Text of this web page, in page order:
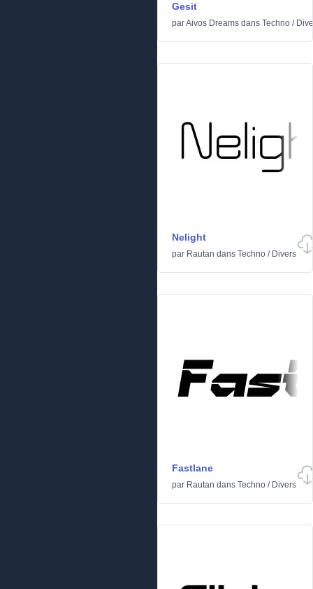
Gesit
parAivos Dreams dans Techno /
Nelight
par Rautan dans Techno / Divers
Fastlane
par Rautan dans Techno / Divers